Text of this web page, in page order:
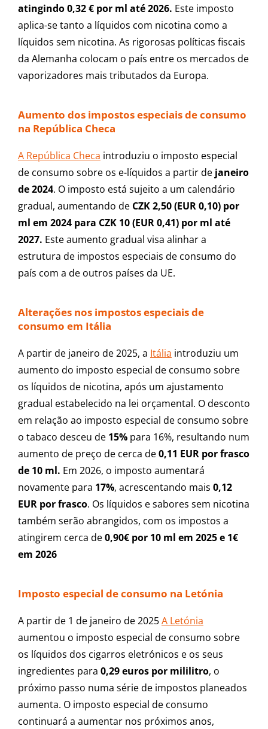
atingindo 0,32 € por ml até 2026. Este imposto
aplica-se tanto a líquidos com nicotina como a
líquidos sem nicotina. As rigorosas políticas fiscais
da Alemanha colocam o país entre os mercados de
vaporizadores mais tributados da Europa.
Aumento dos impostos especiais de consumo
na República Checa
A República Checa introduziu o imposto especial
de consumo sobre os e-líquidos a partir de janeiro
de 2024. O imposto está sujeito a um calendário
gradual, aumentando de CZK 2,50 (EUR 0,10) por
ml em 2024 para CZK 10 (EUR 0,41) por ml até
2027. Este aumento gradual visa alinhar a
estrutura de impostos especiais de consumo do
país com a de outros países da UE.
Alterações nos impostos especiais de
consumo em Itália
A partir de janeiro de 2025, a Itália introduziu um
aumento do imposto especial de consumo sobre
os líquidos de nicotina, após um ajustamento
gradual estabelecido na lei orçamental. O desconto
em relação ao imposto especial de consumo sobre
o tabaco desceu de 15%para 16%, resultando num
aumento de preço de cerca de0,11 EUR por frasco
de 10 ml. Em 2026, o imposto aumentará
novamente para 17%, acrescentando mais 0,12
EUR por frasco. Os líquidos e sabores sem nicotina
também serão abrangidos, com os impostos a
atingirem cerca de0,90€ por 10 ml em 2025 e 1€
em 2026
Imposto especial de consumo na Letónia
A partir de 1 de janeiro de 2025A Letónia
aumentou o imposto especial de consumo sobre
os líquidos dos cigarros eletrónicos e os seus
ingredientes para 0,29 euros por mililitro, o
próximo passo numa série de impostos planeados
aumenta. O imposto especial de consumo
continuará a aumentar nos próximos anos,